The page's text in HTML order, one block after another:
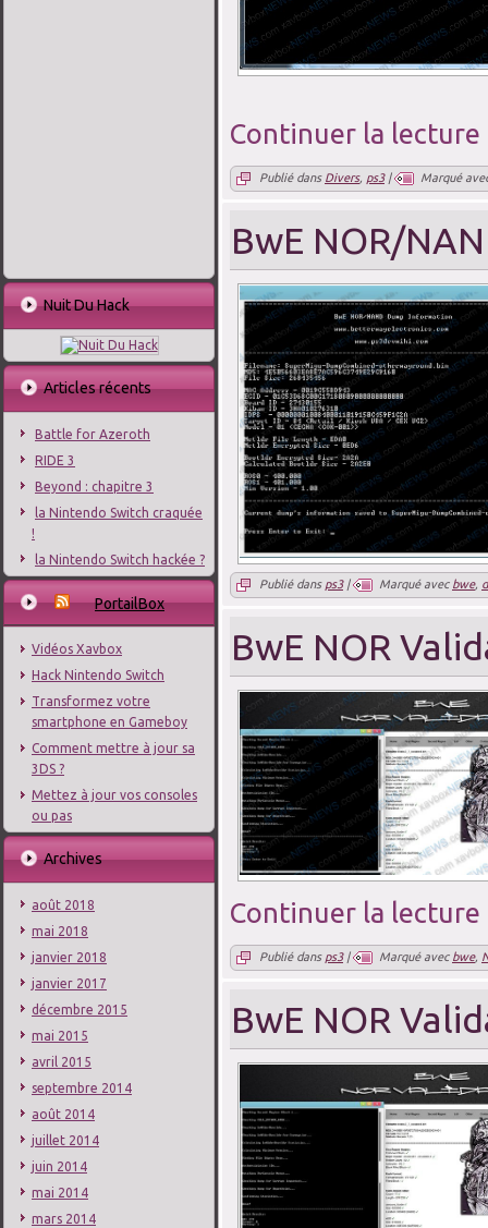
Nuit Du Hack
Articles récents
Battle for Azeroth
RIDE 3
Beyond : chapitre 3
la Nintendo Switch craquée
!
la Nintendo Switch hackée ?
PortailBox
Vidéos Xavbox
Hack Nintendo Switch
Transformez votre
smartphone en Gameboy
Comment mettre à jour sa
3DS ?
Mettez à jour vos consoles
ou pas
Archives
août 2018
mai 2018
janvier 2018
janvier 2017
décembre 2015
mai 2015
avril 2015
septembre 2014
août 2014
juillet 2014
juin 2014
mai 2014
mars 2014
Continuer la lecture
Publié dans Divers, ps3| Marqué
BwE NOR/
Publié dans ps3| Marqué avec bwe,
BwE NOR
Continuer la lecture
Publié dans ps3| Marqué avec bwe,
BwE NOR